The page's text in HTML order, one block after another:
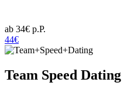
ab 34€ p.P.
44€
Team Speed Dating